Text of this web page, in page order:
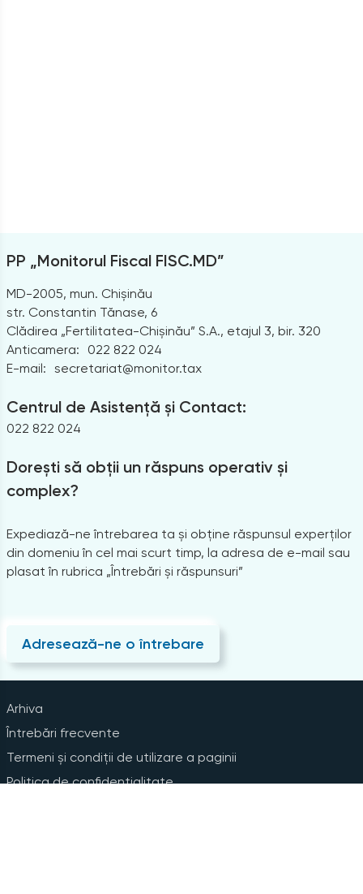
PP „Monitorul Fiscal FISC.MD”
MD-2005, mun. Chișinău
str. Constantin Tănase, 6
Clădirea „Fertilitatea-Chișinău” S.A., etajul 3, bir. 320
Anticamera:
022 822 024
E-mail: secretariat@monitor.tax
Centrul de Asistență și Contact:
022 822 024
Dorești să obții un răspuns operativ și
complex?
Expediază-ne întrebarea ta și obține răspunsul experților
din domeniu în cel mai scurt timp, la adresa de e-mail sau
plasat în rubrica „Întrebări și răspunsuri”
Adresează-ne o întrebare
Arhiva
Întrebări frecvente
Termeni și condiții de utilizare a paginii
Politica de confidențialitate